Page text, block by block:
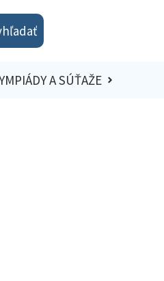
A SÚŤAŽE